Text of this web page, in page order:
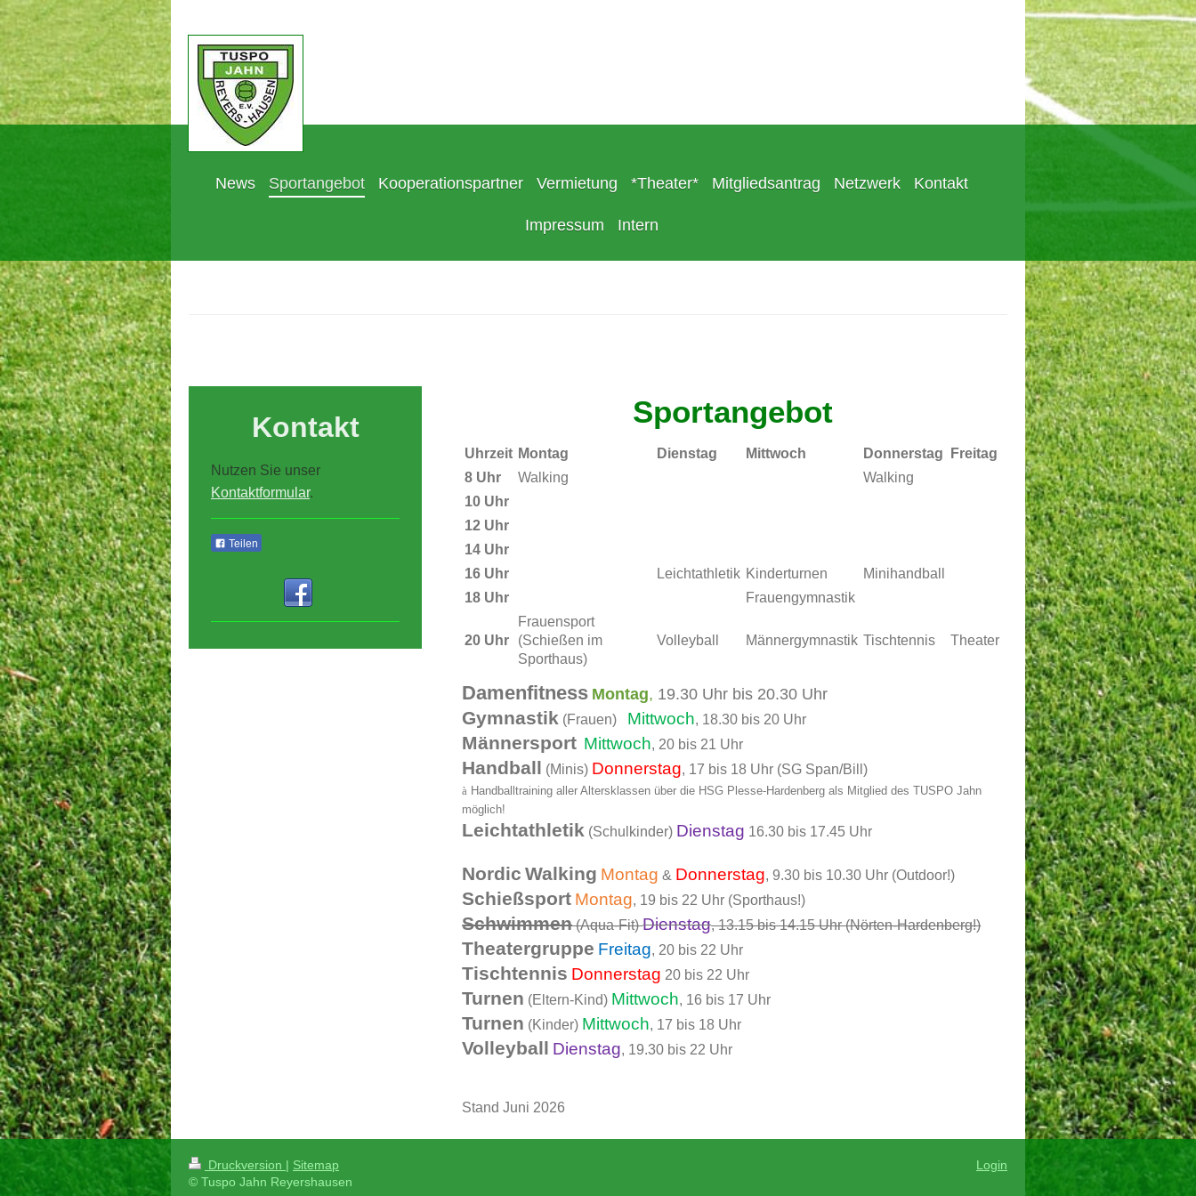
News Sportangebot Kooperationspartner Vermietung *Theater* Mitgliedsantrag Netzwerk Kontakt
Impressum Intern
Sportangebot
Uhrzeit Montag Dienstag Mittwoch Donnerstag
Freitag
8 Uhr
Walking
Walking
10 Uhr
12 Uhr
14 Uhr
16 Uhr
Leichtathletik Kinderturnen
Minihandball
18 Uhr
Frauengymnastik
20 Uhr
Frauensport
(Schießen im
Sporthaus)
Volleyball Männergymnastik Tischtennis Theater
Damenfitness Montag, 19.30 Uhr bis 20.30 Uhr
Gymnastik (Frauen) Mittwoch, 18.30 bis 20 Uhr
Männersport Mittwoch, 20 bis 21 Uhr
Handball (Minis) Donnerstag, 17 bis 18 Uhr (SG Span/Bill)
à Handballtraining aller Altersklassen über die HSG Plesse-Hardenberg als Mitglied des TUSPO Jahn
möglich!
Leichtathletik (Schulkinder) Dienstag 16.30 bis 17.45 Uhr
Nordic Walking Montag & Donnerstag, 9.30 bis 10.30 Uhr (Outdoor!)
Schießsport Montag, 19 bis 22 Uhr (Sporthaus!)
Schwimmen(Aqua-Fit)Dienstag, 13.15 bis 14.15 Uhr (Nörten-Hardenberg!)
Theatergruppe Freitag, 20 bis 22 Uhr
Tischtennis Donnerstag 20 bis 22 Uhr
Turnen (Eltern-Kind) Mittwoch, 16 bis 17 Uhr
Turnen (Kinder) Mittwoch, 17 bis 18 Uhr
Volleyball Dienstag, 19.30 bis 22 Uhr
Stand Juni 2026
Kontakt
Nutzen Sie unser
Kontaktformular.
Teilen
Druckversion | Sitemap
© Tuspo Jahn Reyershausen
Login